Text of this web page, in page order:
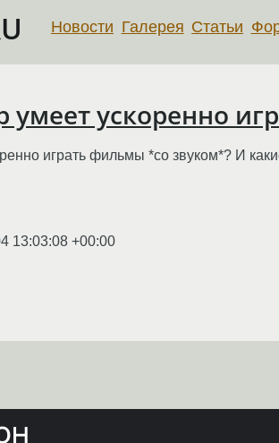
Новости Галерея Статьи
умеет ускоренно
играть фильмы *со звуком*? И
13:03:08 +00:00